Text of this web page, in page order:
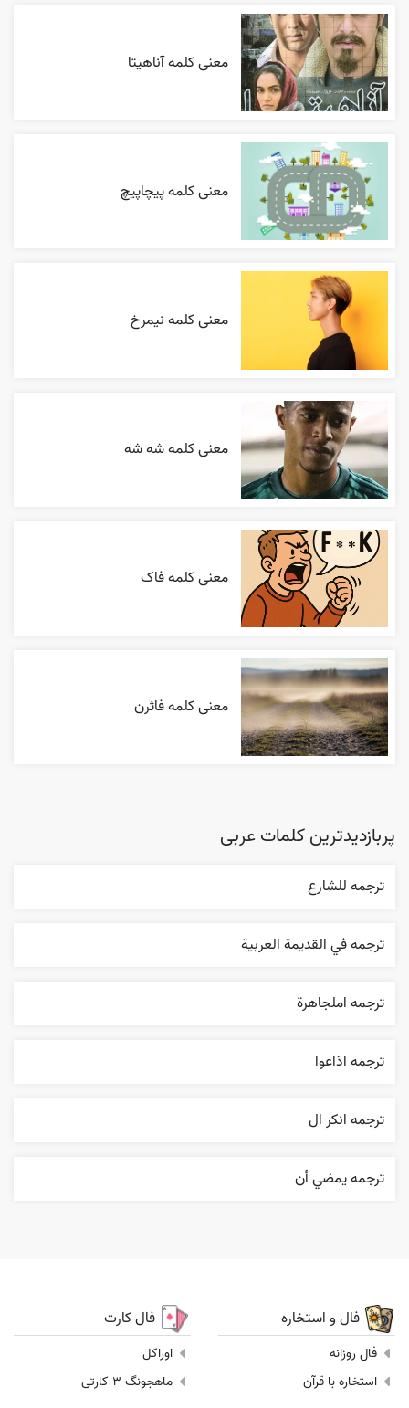
معنی کلمه آناهیتا
معنی کلمه پیچاپیچ
معنی کلمه نیمرخ
معنی کلمه شه شه
معنی کلمه فاک
معنی کلمه فاثرن
پربازدیدترین کلمات عربی
ترجمه للشارع
ترجمه في القديمة العربية
ترجمه املجاهرة
ترجمه اذاعوا
ترجمه انکر ال
ترجمه يمضي أن
فال و استخاره
فال روزانه
استخاره با قرآن
فال کارت
اوراکل
ماهجونگ 3 کارتی